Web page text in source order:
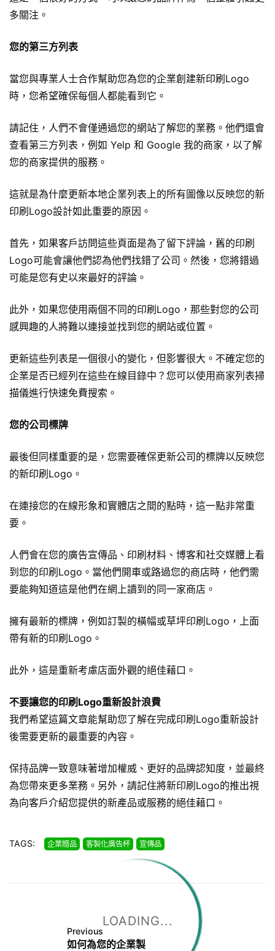
LOADING...
多關注。
您的第三方列表
當您與專業人士合作幫助您為您的企業創建新印刷Logo
時，您希望確保每個人都能看到它。
請記住，人們不會僅通過您的網站了解您的業務。他們還會
查看第三方列表，例如 Yelp 和 Google 我的商家，以了解
您的商家提供的服務。
這就是為什麼更新本地企業列表上的所有圖像以反映您的新
印刷Logo設計如此重要的原因。
首先，如果客戶訪問這些頁面是為了留下評論，舊的印刷
Logo可能會讓他們認為他們找錯了公司。然後，您將錯過
可能是您有史以來最好的評論。
此外，如果您使用兩個不同的印刷Logo，那些對您的公司
感興趣的人將難以連接並找到您的網站或位置。
更新這些列表是一個很小的變化，但影響很大。不確定您的
企業是否已經列在這些在線目錄中？您可以使用商家列表掃
描儀進行快速免費搜索。
您的公司標牌
最後但同樣重要的是，您需要確保更新公司的標牌以反映您
的新印刷Logo。
在連接您的在線形象和實體店之間的點時，這一點非常重
要。
人們會在您的廣告宣傳品 、印刷材料、博客和社交媒體上看
到您的印刷Logo。當他們開車或路過您的商店時，他們需
要能夠知道這是他們在網上讀到的同一家商店。
擁有最新的標牌，例如訂製的橫幅或草坪印刷Logo，上面
帶有新的印刷Logo。
此外，這是重新考慮店面外觀的絕佳藉口。
不要讓您的印刷Logo重新設計浪費
我們希望這篇文章能幫助您了解在完成印刷Logo重新設計
後需要更新的最重要的內容。
保持品牌一致意味著增加權威、更好的品牌認知度，並最終
為您帶來更多業務。另外，請記住將新印刷Logo的推出視
為向客戶介紹您提供的新產品或服務的絕佳藉口。
TAGS: 企業贈品 客製化廣告杯 宣傳品
Previous
如何為您的企業製